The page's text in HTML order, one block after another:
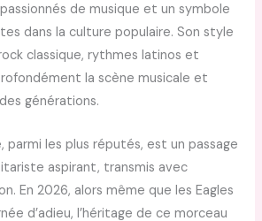
de musique et un symbole
dans la culture populaire. Son style
classique, rythmes latinos et
la scène musicale et
générations.
parmi les plus réputés, est un passage
aspirant, transmis avec
En 2026, alors même que les Eagles
d’adieu, l’héritage de ce morceau